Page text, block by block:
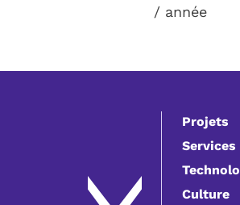
/ année
Projets
Services
Culture